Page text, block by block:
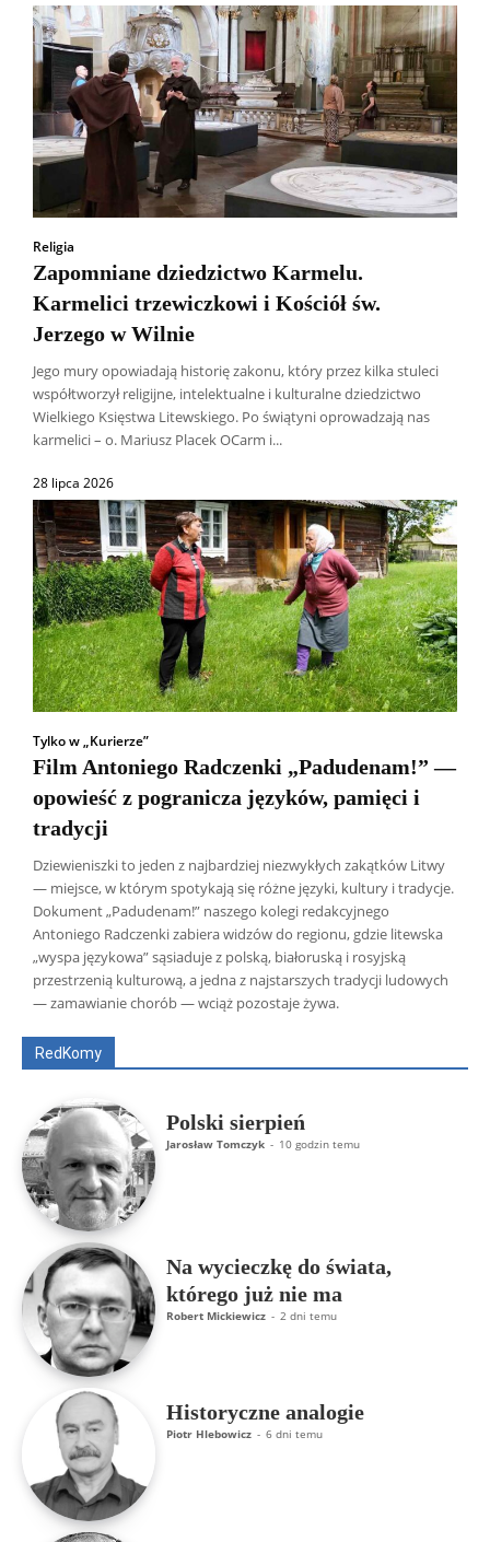
Religia
Zapomniane dziedzictwo Karmelu.
Karmelici trzewiczkowi i Kościół św.
Jerzego w Wilnie
Jego mury opowiadają historię zakonu, który przez kilka stuleci
współtworzył religijne, intelektualne i kulturalne dziedzictwo
Wielkiego Księstwa Litewskiego. Po świątyni oprowadzają nas
karmelici – o. Mariusz Placek OCarm i...
28 lipca 2026
Tylko w „Kurierze”
Film Antoniego Radczenki „Padudenam!” —
opowieść z pogranicza języków, pamięci i
tradycji
Dziewieniszki to jeden z najbardziej niezwykłych zakątków Litwy
— miejsce, w którym spotykają się różne języki, kultury i tradycje.
Dokument „Padudenam!” naszego kolegi redakcyjnego
Antoniego Radczenki zabiera widzów do regionu, gdzie litewska
„wyspa językowa” sąsiaduje z polską, białoruską i rosyjską
przestrzenią kulturową, a jedna z najstarszych tradycji ludowych
— zamawianie chorób — wciąż pozostaje żywa.
RedKomy
Wszyscy Aleksander Borowik
Antoni Radczenko
Artur Płokszto
Grzegorz Górny
ks. Jarosław Wąsowicz SDB
Polski sierpień
Jarosław Tomczyk - 10 godzin temu
Na wycieczkę do świata,
którego już nie ma
Robert Mickiewicz - 2 dni temu
Historyczne analogie
Piotr Hlebowicz - 6 dni temu